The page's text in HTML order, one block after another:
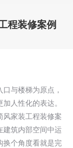
程装修案例
与楼梯为原点，
人性化的表达。
风家装工程装修案
建筑内部空间中运
换个角度看就是完